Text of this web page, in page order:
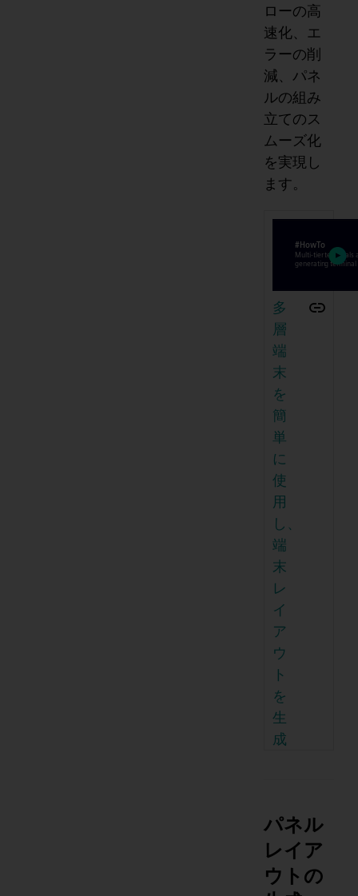
ローの高
速化、エ
ラーの削
減、パネ
ルの組み
立てのス
ムーズ化
を実現し
ます。
多
層
端
末
を
簡
単
に
使
用
し、
端
末
レ
イ
ア
ウ
ト
を
生
成
パネル
レイア
ウトの